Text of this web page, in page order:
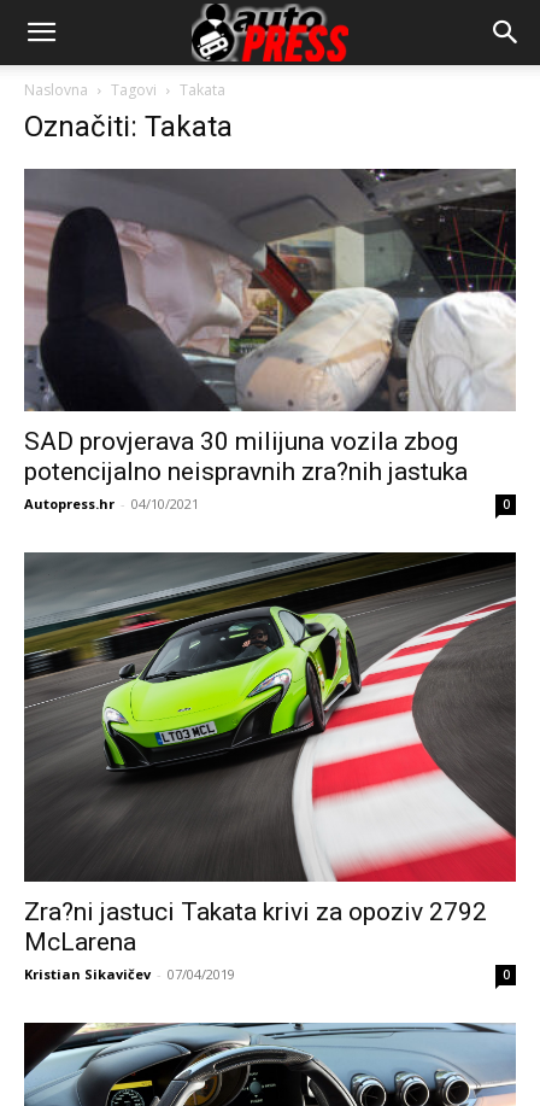
AutopressHR
Naslovna Tagovi Takata
Označiti: Takata
SAD provjerava 30 milijuna vozila zbog
potencijalno neispravnih zra?nih jastuka
Autopress.hr - 04/10/2021 0
Zra?ni jastuci Takata krivi za opoziv 2792
McLarena
Kristian Sikavičev - 07/04/2019 0